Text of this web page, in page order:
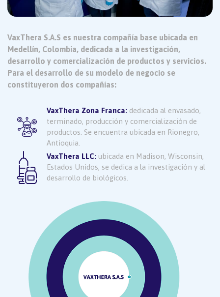
VaxThera S.A.S es nuestra compañía base ubicada en
Medellín, Colombia, dedicada a la investigación,
desarrollo y comercialización de productos y servicios.
Para el desarrollo de su modelo de negocio se
constituyeron dos compañías:
VaxThera Zona Franca: dedicada al envasado,
terminado, producción y comercialización de
productos. Se encuentra ubicada en Rionegro,
Antioquia.
VaxThera LLC: ubicada en Madison, Wisconsin,
Estados Unidos, se dedica a la investigación y al
desarrollo de biológicos.